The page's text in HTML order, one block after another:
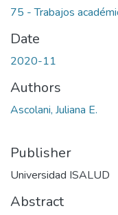
75 - Trabajos
Date
2020-11
Authors
Ascolani, Juliana E.
Publisher
Universidad ISALUD
Abstract